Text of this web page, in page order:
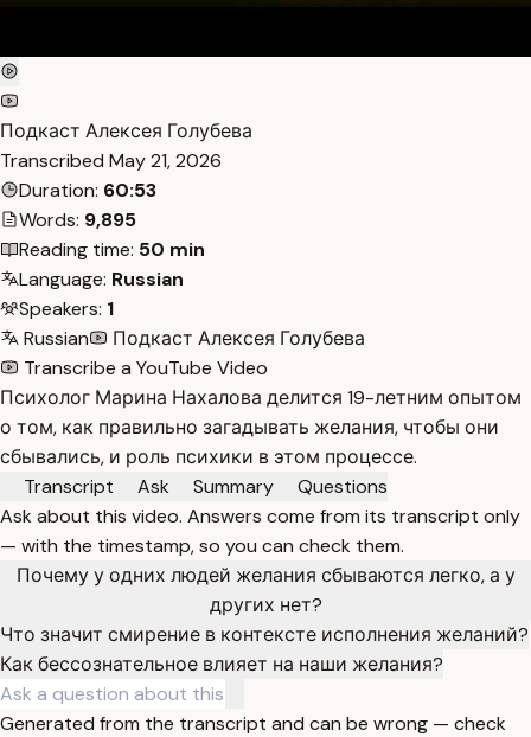
Подкаст Алексея Голубева
Transcribed May 21, 2026
Duration: 60:53
Words: 9,895
Reading time: 50 min
Language: Russian
Speakers: 1
Russian
Подкаст Алексея Голубева
Transcribe a YouTube Video
Психолог Марина Нахалова делится 19-летним опытом
о том, как правильно загадывать желания, чтобы они
сбывались, и роль психики в этом процессе.
Transcript
Ask Summary
Questions
Ask about this video. Answers come from its transcript only
— with the timestamp, so you can check them.
Почему у одних людей желания сбываются легко, а у
других нет?
Что значит смирение в контексте исполнения желаний?
Как бессознательное влияет на наши желания?
Generated from the transcript and can be wrong — check